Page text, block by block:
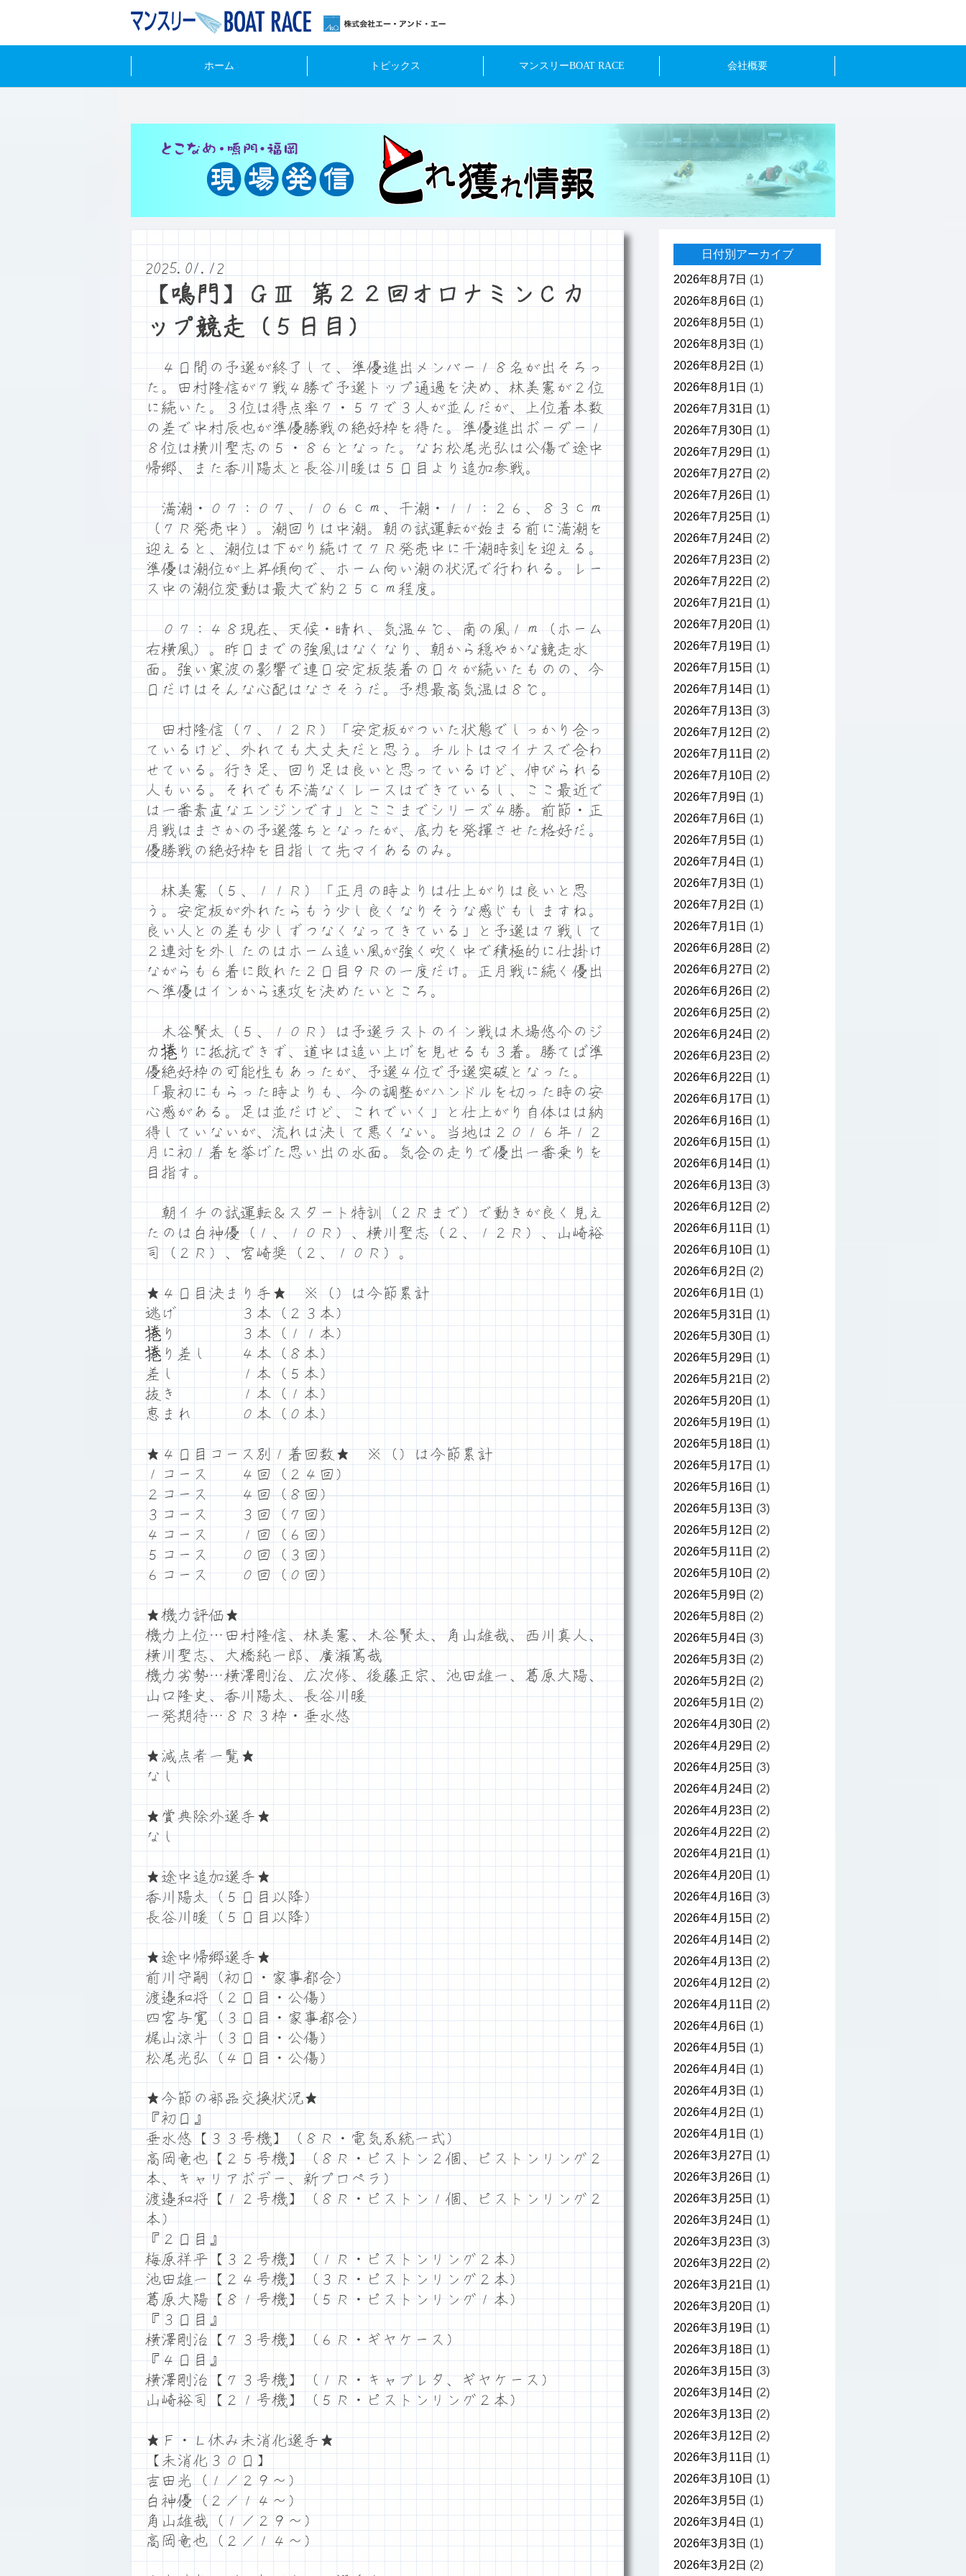
ホーム トピックス マンスリーBOAT RACE 会社概要
2025.01.12
【鳴門】ＧⅢ 第２２回オロナミンＣカ
ップ競走（５日目）
４日間の予選が終了して、準優進出メンバー１８名が出そろっ
た。田村隆信が７戦４勝で予選トップ通過を決め、林美憲が２位
に続いた。３位は得点率７・５７で３人が並んだが、上位着本数
の差で中村辰也が準優勝戦の絶好枠を得た。準優進出ボーダー１
８位は横川聖志の５・８６となった。なお松尾光弘は公傷で途中
帰郷、また香川陽太と長谷川暖は５日目より追加参戦。
満潮・０７：０７、１０６ｃｍ、干潮・１１：２６、８３ｃｍ
（７Ｒ発売中）。潮回りは中潮。朝の試運転が始まる前に満潮を
迎えると、潮位は下がり続けて７Ｒ発売中に干潮時刻を迎える。
準優は潮位が上昇傾向で、ホーム向い潮の状況で行われる。レー
ス中の潮位変動は最大で約２５ｃｍ程度。
０７：４８現在、天候・晴れ、気温４℃、南の風１ｍ（ホーム
右横風）。昨日までの強風はなくなり、朝から穏やかな競走水
面。強い寒波の影響で連日安定板装着の日々が続いたものの、今
日だけはそんな心配はなさそうだ。予想最高気温は８℃。
田村隆信（７、１２Ｒ）「安定板がついた状態でしっかり合っ
ているけど、外れても大丈夫だと思う。チルトはマイナスで合わ
せている。行き足、回り足は良いと思っているけど、伸びられる
人もいる。それでも不満なくレースはできているし、ここ最近で
は一番素直なエンジンです」とここまでシリーズ４勝。前節・正
月戦はまさかの予選落ちとなったが、底力を発揮させた格好だ。
優勝戦の絶好枠を目指して先マイあるのみ。
林美憲（５、１１Ｒ）「正月の時よりは仕上がりは良いと思
う。安定板が外れたらもう少し良くなりそうな感じもしますね。
良い人との差も少しずつなくなってきている」と予選は７戦して
２連対を外したのはホーム追い風が強く吹く中で積極的に仕掛け
ながらも６着に敗れた２日目９Ｒの一度だけ。正月戦に続く優出
へ準優はインから速攻を決めたいところ。
木谷賢太（５、１０Ｒ）は予選ラストのイン戦は木場悠介のジ
カ捲りに抵抗できず、道中は追い上げを見せるも３着。勝てば準
優絶好枠の可能性もあったが、予選４位で予選突破となった。
「最初にもらった時よりも、今の調整がハンドルを切った時の安
心感がある。足は並だけど、これでいく」と仕上がり自体はは納
得していないが、流れは決して悪くない。当地は２０１６年１２
月に初１着を挙げた思い出の水面。気合の走りで優出一番乗りを
目指す。
朝イチの試運転＆スタート特訓（２Ｒまで）で動きが良く見え
たのは白神優（１、１０Ｒ）、横川聖志（２、１２Ｒ）、山崎裕
司（２Ｒ）、宮崎奨（２、１０Ｒ）。
★４日目決まり手★ ※（）は今節累計
逃げ ３本（２３本）
捲り ３本（１１本）
捲り差し ４本（８本）
差し １本（５本）
抜き １本（１本）
恵まれ ０本（０本）
★４日目コース別１着回数★ ※（）は今節累計
１コース ４回（２４回）
２コース ４回（８回）
３コース ３回（７回）
４コース １回（６回）
５コース ０回（３回）
６コース ０回（０回）
★機力評価★
機力上位…田村隆信、林美憲、木谷賢太、角山雄哉、西川真人、
横川聖志、大橋純一郎、廣瀬篤哉
機力劣勢…横澤剛治、広次修、後藤正宗、池田雄一、葛原大陽、
山口隆史、香川陽太、長谷川暖
一発期待…８Ｒ３枠・垂水悠
★減点者一覧★
なし
★賞典除外選手★
なし
★途中追加選手★
香川陽太（５日目以降）
長谷川暖（５日目以降）
★途中帰郷選手★
前川守嗣（初日・家事都合）
渡邉和将（２日目・公傷）
四宮与寛（３日目・家事都合）
梶山涼斗（３日目・公傷）
松尾光弘（４日目・公傷）
★今節の部品交換状況★
『初日』
垂水悠【３３号機】（８Ｒ・電気系統一式）
高岡竜也【２５号機】（８Ｒ・ピストン２個、ピストンリング２
本、キャリアボデー、新プロペラ）
渡邉和将【１２号機】（８Ｒ・ピストン１個、ピストンリング２
本）
『２日目』
梅原祥平【３２号機】（１Ｒ・ピストンリング２本）
池田雄一【２４号機】（３Ｒ・ピストンリング２本）
葛原大陽【８１号機】（５Ｒ・ピストンリング１本）
『３日目』
横澤剛治【７３号機】（６Ｒ・ギヤケース）
『４日目』
横澤剛治【７３号機】（１Ｒ・キャブレタ、ギヤケース）
山崎裕司【２１号機】（５Ｒ・ピストンリング２本）
★Ｆ・Ｌ休み未消化選手★
【未消化３０日】
吉田光（１／２９～）
白神優（２／１４～）
角山雄哉（１／２９～）
高岡竜也（２／１４～）
日付別アーカイブ
2026年8月7日 (1)
2026年8月6日 (1)
2026年8月5日 (1)
2026年8月3日 (1)
2026年8月2日 (1)
2026年8月1日 (1)
2026年7月31日 (1)
2026年7月30日 (1)
2026年7月29日 (1)
2026年7月27日 (2)
2026年7月26日 (1)
2026年7月25日 (1)
2026年7月24日 (2)
2026年7月23日 (2)
2026年7月22日 (2)
2026年7月21日 (1)
2026年7月20日 (1)
2026年7月19日 (1)
2026年7月15日 (1)
2026年7月14日 (1)
2026年7月13日 (3)
2026年7月12日 (2)
2026年7月11日 (2)
2026年7月10日 (2)
2026年7月9日 (1)
2026年7月6日 (1)
2026年7月5日 (1)
2026年7月4日 (1)
2026年7月3日 (1)
2026年7月2日 (1)
2026年7月1日 (1)
2026年6月28日 (2)
2026年6月27日 (2)
2026年6月26日 (2)
2026年6月25日 (2)
2026年6月24日 (2)
2026年6月23日 (2)
2026年6月22日 (1)
2026年6月17日 (1)
2026年6月16日 (1)
2026年6月15日 (1)
2026年6月14日 (1)
2026年6月13日 (3)
2026年6月12日 (2)
2026年6月11日 (1)
2026年6月10日 (1)
2026年6月2日 (2)
2026年6月1日 (1)
2026年5月31日 (1)
2026年5月30日 (1)
2026年5月29日 (1)
2026年5月21日 (2)
2026年5月20日 (1)
2026年5月19日 (1)
2026年5月18日 (1)
2026年5月17日 (1)
2026年5月16日 (1)
2026年5月13日 (3)
2026年5月12日 (2)
2026年5月11日 (2)
2026年5月10日 (2)
2026年5月9日 (2)
2026年5月8日 (2)
2026年5月4日 (3)
2026年5月3日 (2)
2026年5月2日 (2)
2026年5月1日 (2)
2026年4月30日 (2)
2026年4月29日 (2)
2026年4月25日 (3)
2026年4月24日 (2)
2026年4月23日 (2)
2026年4月22日 (2)
2026年4月21日 (1)
2026年4月20日 (1)
2026年4月16日 (3)
2026年4月15日 (2)
2026年4月14日 (2)
2026年4月13日 (2)
2026年4月12日 (2)
2026年4月11日 (2)
2026年4月6日 (1)
2026年4月5日 (1)
2026年4月4日 (1)
2026年4月3日 (1)
2026年4月2日 (1)
2026年4月1日 (1)
2026年3月27日 (1)
2026年3月26日 (1)
2026年3月25日 (1)
2026年3月24日 (1)
2026年3月23日 (3)
2026年3月22日 (2)
2026年3月21日 (1)
2026年3月20日 (1)
2026年3月19日 (1)
2026年3月18日 (1)
2026年3月15日 (3)
2026年3月14日 (2)
2026年3月13日 (2)
2026年3月12日 (2)
2026年3月11日 (1)
2026年3月10日 (1)
2026年3月5日 (1)
2026年3月4日 (1)
2026年3月3日 (1)
2026年3月2日 (2)